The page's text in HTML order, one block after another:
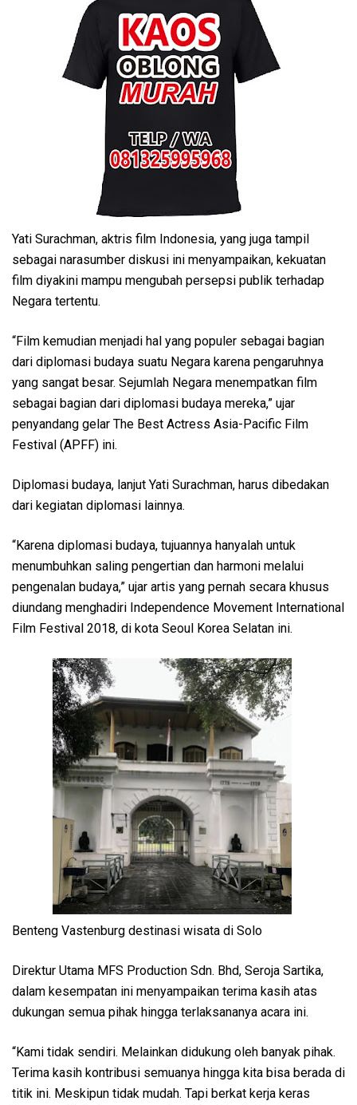
Yati Surachman, aktris film Indonesia, yang juga tampil
sebagai narasumber diskusi ini menyampaikan, kekuatan
film diyakini mampu mengubah persepsi publik terhadap
Negara tertentu.
“Film kemudian menjadi hal yang populer sebagai bagian
dari diplomasi budaya suatu Negara karena pengaruhnya
yang sangat besar. Sejumlah Negara menempatkan film
sebagai bagian dari diplomasi budaya mereka,” ujar
penyandang gelar The Best Actress Asia-Pacific Film
Festival (APFF) ini.
Diplomasi budaya, lanjut Yati Surachman, harus dibedakan
dari kegiatan diplomasi lainnya.
“Karena diplomasi budaya, tujuannya hanyalah untuk
menumbuhkan saling pengertian dan harmoni melalui
pengenalan budaya,” ujar artis yang pernah secara khusus
diundang menghadiri Independence Movement International
Film Festival 2018, di kota Seoul Korea Selatan ini.
Benteng Vastenburg destinasi wisata di Solo
Direktur Utama MFS Production Sdn. Bhd, Seroja Sartika,
dalam kesempatan ini menyampaikan terima kasih atas
dukungan semua pihak hingga terlaksananya acara ini.
“Kami tidak sendiri. Melainkan didukung oleh banyak pihak.
Terima kasih kontribusi semuanya hingga kita bisa berada di
titik ini. Meskipun tidak mudah. Tapi berkat kerja keras